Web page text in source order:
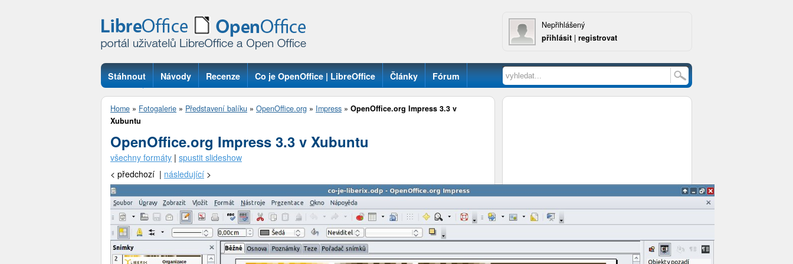
Nepřihlášený
přihlásit | registrovat
Stáhnout Návody Recenze Co je OpenOffice | LibreOffice Články Fórum
Otázky
Home » Fotogalerie » Představení balíku » OpenOffice.org » Impress » OpenOffice.org Impress 3.3 v
Xubuntu
OpenOffice.org Impress 3.3 v Xubuntu
všechny formáty | spustit slideshow
< předchozí | následující >